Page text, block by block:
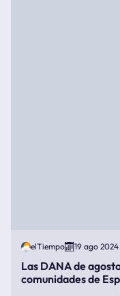
elTiempo 19 ago 2024
Las DANA de
comunidades de